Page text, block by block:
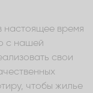
настоящее время
с нашей
свои
чтобы жилье